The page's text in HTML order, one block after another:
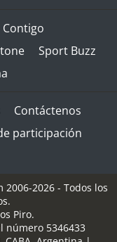
Contigo
Sport Buzz
Contáctenos
participación
2026 - Todos los
Piro.
número 5346433